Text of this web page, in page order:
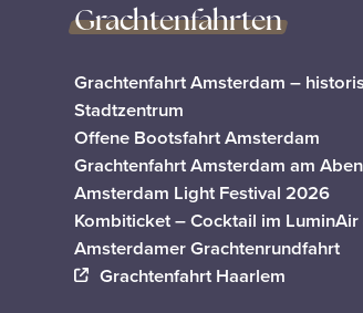
Grachtenfahrten
Grachtenfahrt Amsterdam –
Stadtzentrum
Offene Bootsfahrt Amsterdam
Grachtenfahrt Amsterdam am
Amsterdam Light Festival 2026
Kombiticket – Cocktail im LuminAir
Amsterdamer Grachtenrundfahrt
Grachtenfahrt Haarlem